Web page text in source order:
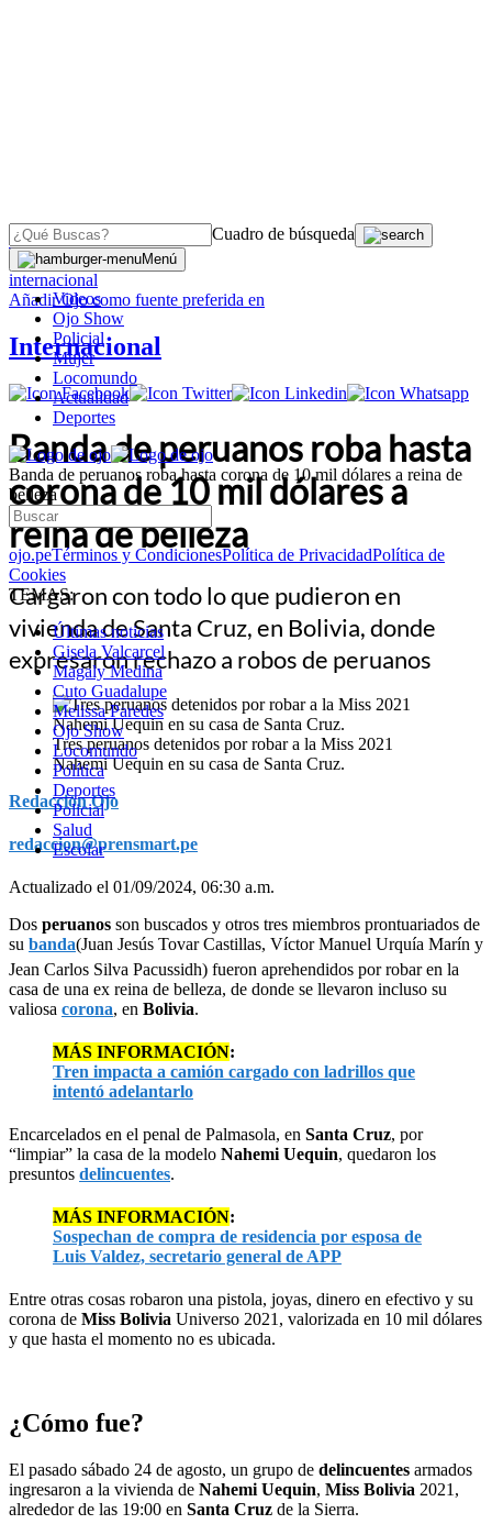
Cuadro de búsqueda
Menú
Videos
Ojo Show
Policial
Mujer
Locomundo
Actualidad
Deportes
Banda de peruanos roba hasta corona de 10 mil dólares a reina de
belleza
ojo.peTérminos y CondicionesPolítica de PrivacidadPolítica de
Cookies
TEMAS:
Últimas noticias
Gisela Valcarcel
Magaly Medina
Cuto Guadalupe
Melissa Paredes
Ojo Show
Locomundo
Política
Deportes
Policial
Salud
Escolar
OJO
internacional
AñadirOjocomo fuente preferida en
Internacional
Banda de peruanos roba hasta
corona de 10 mil dólares a
reina de belleza
Cargaron con todo lo que pudieron en
vivienda de Santa Cruz, en Bolivia, donde
expresaron rechazo a robos de peruanos
Tres peruanos detenidos por robar a la Miss 2021
Nahemi Uequin en su casa de Santa Cruz.
Redacción Ojo
redaccion@prensmart.pe
Actualizado el 01/09/2024, 06:30 a.m.
Dos peruanos son buscados y otros tres miembros prontuariados de
su banda(Juan Jesús Tovar Castillas, Víctor Manuel Urquía Marín y
Jean Carlos Silva Pacussidh) fueron aprehendidos por robar en la
casa de una ex reina de belleza, de donde se llevaron incluso su
valiosa corona, en Bolivia.
MÁS INFORMACIÓN:
Tren impacta a camión cargado con ladrillos que
intentó adelantarlo
Encarcelados en el penal de Palmasola, en Santa Cruz, por
“limpiar” la casa de la modelo Nahemi Uequin, quedaron los
presuntos delincuentes.
MÁS INFORMACIÓN:
Sospechan de compra de residencia por esposa de
Luis Valdez, secretario general de APP
Entre otras cosas robaron una pistola, joyas, dinero en efectivo y su
corona de Miss Bolivia Universo 2021, valorizada en 10 mil dólares
y que hasta el momento no es ubicada.
¿Cómo fue?
El pasado sábado 24 de agosto, un grupo de delincuentes armados
ingresaron a la vivienda de Nahemi Uequin, Miss Bolivia 2021,
alrededor de las 19:00 en Santa Cruz de la Sierra.